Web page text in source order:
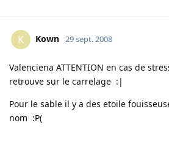
K Kown 29 sept. 2008
Valenciena ATTENTION en cas de
retrouve sur le carrelage :|
Pour le sable il y a des etoile
nom :P(